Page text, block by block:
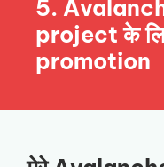
5.
project के
promotion